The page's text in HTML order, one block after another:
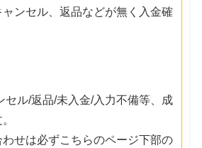
ャンセル、返品などが無く入金確
ル/返品/未入金/入力不備等、成
せは必ずこちらのページ下部の